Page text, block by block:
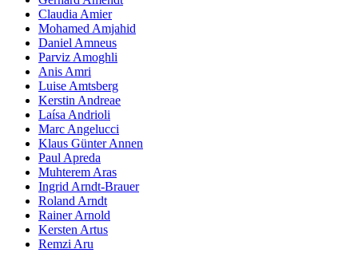
Claudia Amier
Mohamed Amjahid
Daniel Amneus
Parviz Amoghli
Anis Amri
Luise Amtsberg
Kerstin Andreae
Laísa Andrioli
Marc Angelucci
Klaus Günter Annen
Paul Apreda
Muhterem Aras
Ingrid Arndt-Brauer
Roland Arndt
Rainer Arnold
Kersten Artus
Remzi Aru